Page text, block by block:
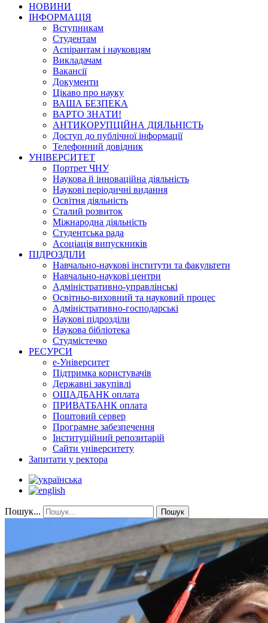
НОВИНИ
ІНФОРМАЦІЯ
Вступникам
Студентам
Аспірантам і науковцям
Викладачам
Вакансії
Документи
Цікаво про науку
ВАША БЕЗПЕКА
ВАРТО ЗНАТИ!
АНТИКОРУПЦІЙНА ДІЯЛЬНІСТЬ
Доступ до публічної інформації
Телефонний довідник
УНІВЕРСИТЕТ
Портрет ЧНУ
Наукова й інноваційна діяльність
Наукові періодичні видання
Освітня діяльність
Сталий розвиток
Міжнародна діяльність
Студентська рада
Асоціація випускників
ПІДРОЗДІЛИ
Навчально-наукові інститути та факультети
Навчально-наукові центри
Адміністративно-управлінські
Освітньо-виховний та науковий процес
Адміністративно-господарські
Наукові підрозділи
Наукова бібліотека
Студмістечко
РЕСУРСИ
е-Університет
Підтримка користувачів
Державні закупівлі
ОЩАДБАНК оплата
ПРИВАТБАНК оплата
Поштовий сервер
Програмне забезпечення
Інституційний репозитарій
Сайти університету
Запитати у ректора
Пошук... Пошук